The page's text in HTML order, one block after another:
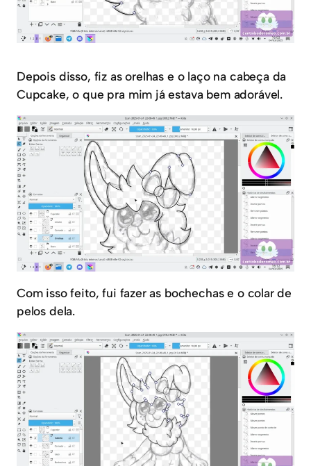
Depois disso, fiz as orelhas e o laço na cabeça da
Cupcake, o que pra mim já estava bem adorável.
Com isso feito, fui fazer as bochechas e o colar de
pelos dela.